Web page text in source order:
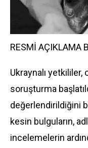
RESMİ AÇIKLAMA
Ukraynalı yetkililer,
soruşturma
değerlendirildiğini
kesin bulguların,
incelemelerin